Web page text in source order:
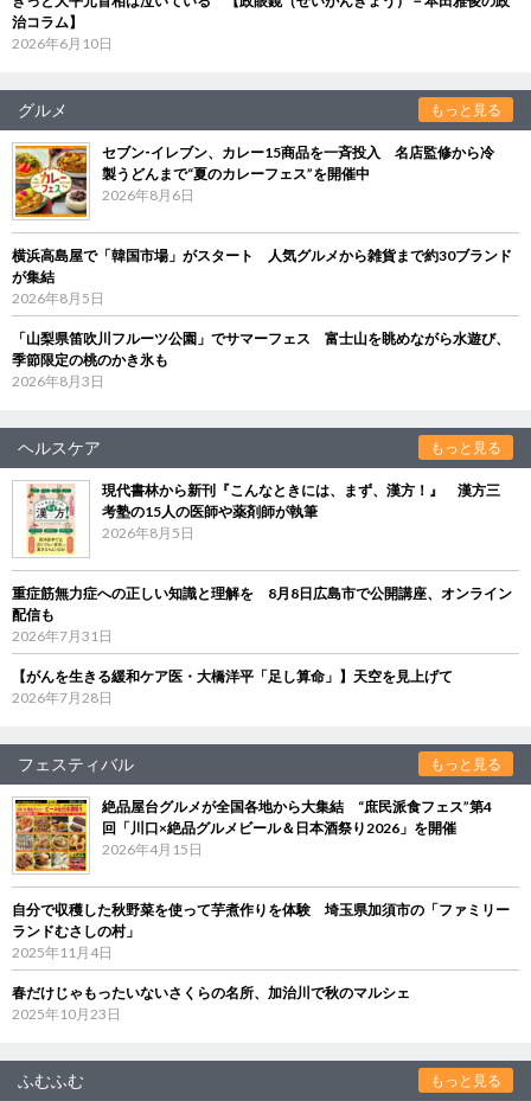
治コラム】
2026年6月10日
グルメ もっと見る
セブン‐イレブン、カレー15商品を一斉投入 名店監修から冷
製うどんまで“夏のカレーフェス”を開催中
2026年8月6日
横浜高島屋で「韓国市場」がスタート 人気グルメから雑貨まで約30ブランド
が集結
2026年8月5日
「山梨県笛吹川フルーツ公園」でサマーフェス 富士山を眺めながら水遊び、
季節限定の桃のかき氷も
2026年8月3日
ヘルスケア もっと見る
現代書林から新刊『こんなときには、まず、漢方！』 漢方三
考塾の15人の医師や薬剤師が執筆
2026年8月5日
重症筋無力症への正しい知識と理解を 8月8日広島市で公開講座、オンライン
配信も
2026年7月31日
【がんを生きる緩和ケア医・大橋洋平「足し算命」】天空を見上げて
2026年7月28日
フェスティバル もっと見る
絶品屋台グルメが全国各地から大集結 “庶民派食フェス”第4
回「川口×絶品グルメビール＆日本酒祭り2026」を開催
2026年4月15日
自分で収穫した秋野菜を使って芋煮作りを体験 埼玉県加須市の「ファミリー
ランドむさしの村」
2025年11月4日
春だけじゃもったいないさくらの名所、加治川で秋のマルシェ
2025年10月23日
ふむふむ もっと見る